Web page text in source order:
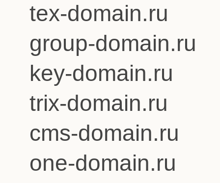
tex-domain.ru
group-domain.ru
key-domain.ru
trix-domain.ru
cms-domain.ru
one-domain.ru